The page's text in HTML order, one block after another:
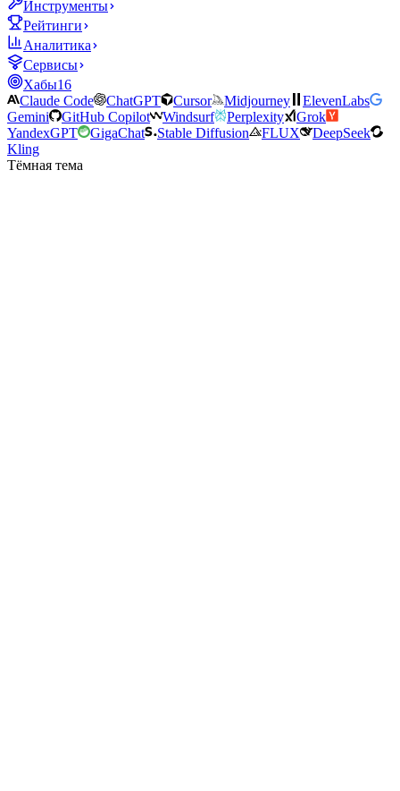
Инструменты
Рейтинги
Аналитика
Сервисы
Хабы16
Claude Code
ChatGPT Cursor Midjourney
ElevenLabs
Gemini
GitHub Copilot Windsurf Perplexity
Grok
YandexGPT
GigaChat Stable Diffusion FLUX
DeepSeek
Kling
Тёмная тема